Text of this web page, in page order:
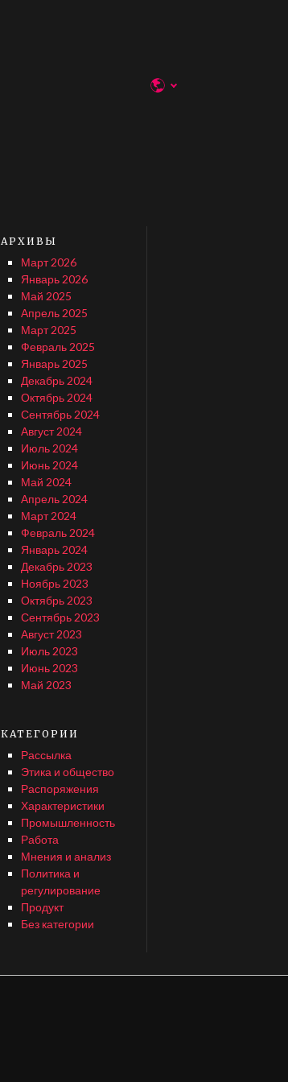
АРХИВЫ
Март 2026
Январь 2026
Май 2025
Апрель 2025
Март 2025
Февраль 2025
Январь 2025
Декабрь 2024
Октябрь 2024
Сентябрь 2024
Август 2024
Июль 2024
Июнь 2024
Май 2024
Апрель 2024
Март 2024
Февраль 2024
Январь 2024
Декабрь 2023
Ноябрь 2023
Октябрь 2023
Сентябрь 2023
Август 2023
Июль 2023
Июнь 2023
Май 2023
КАТЕГОРИИ
Рассылка
Этика и общество
Распоряжения
Характеристики
Промышленность
Работа
Мнения и анализ
Политика и
регулирование
Продукт
Без категории